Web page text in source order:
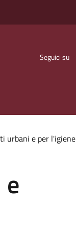
Seguici su
urbani e per